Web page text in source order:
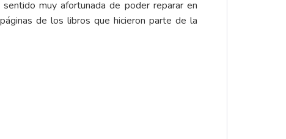
muy afortunada de poder reparar en
de los libros que hicieron parte de la